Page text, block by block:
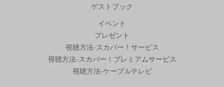
ゲストブック
イベント
プレゼント
視聴方法-スカパー！サービス
視聴方法-スカパー！プレミアムサービス
視聴方法-ケーブルテレビ